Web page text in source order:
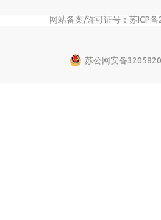
网站备案/许可证号：苏ICP
苏公网安备